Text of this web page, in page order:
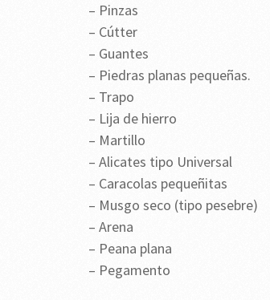
– Pinzas
– Cútter
– Guantes
– Piedras planas pequeñas.
– Trapo
– Lija de hierro
– Martillo
– Alicates tipo Universal
– Caracolas pequeñitas
– Musgo seco (tipo pesebre)
– Arena
– Peana plana
– Pegamento